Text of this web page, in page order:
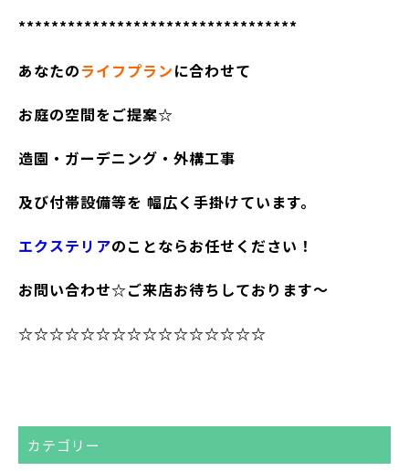
**********************************
あなたのライフプランに合わせて
お庭の空間をご提案☆
造園・ガーデニング・外構工事
及び付帯設備等を 幅広く手掛けています。
エクステリアのことならお任せください！
お問い合わせ☆ご来店お待ちしております～
☆☆☆☆☆☆☆☆☆☆☆☆☆☆☆☆
カテゴリー